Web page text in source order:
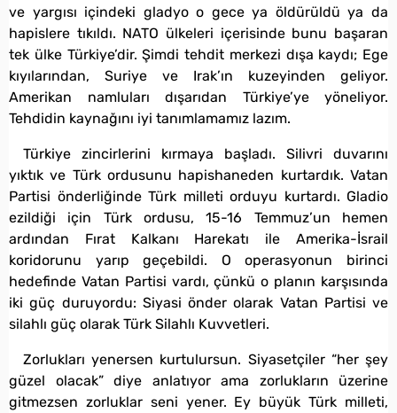
ve yargısı içindeki gladyo o gece ya öldürüldü ya da
hapislere tıkıldı. NATO ülkeleri içerisinde bunu başaran
tek ülke Türkiye’dir. Şimdi tehdit merkezi dışa kaydı; Ege
kıyılarından, Suriye ve Irak’ın kuzeyinden geliyor.
Amerikan namluları dışarıdan Türkiye’ye yöneliyor.
Tehdidin kaynağını iyi tanımlamamız lazım.
Türkiye zincirlerini kırmaya başladı. Silivri duvarını
yıktık ve Türk ordusunu hapishaneden kurtardık. Vatan
Partisi önderliğinde Türk milleti orduyu kurtardı. Gladio
ezildiği için Türk ordusu, 15-16 Temmuz’un hemen
ardından Fırat Kalkanı Harekatı ile Amerika-İsrail
koridorunu yarıp geçebildi. O operasyonun birinci
hedefinde Vatan Partisi vardı, çünkü o planın karşısında
iki güç duruyordu: Siyasi önder olarak Vatan Partisi ve
silahlı güç olarak Türk Silahlı Kuvvetleri.
Zorlukları yenersen kurtulursun. Siyasetçiler “her şey
güzel olacak” diye anlatıyor ama zorlukların üzerine
gitmezsen zorluklar seni yener. Ey büyük Türk milleti,